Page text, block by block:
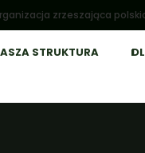
zrzeszająca
STRUKTURA